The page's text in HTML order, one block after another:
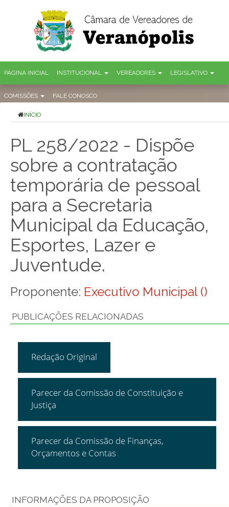
PÁGINA INICIAL INSTITUCIONAL VEREADORES LEGISLATIVO
COMISSÕES FALE CONOSCO
INÍCIO
PL 258/2022 - Dispõe
sobre a contratação
temporária de pessoal
para a Secretaria
Municipal da Educação,
Esportes, Lazer e
Juventude.
Proponente: Executivo Municipal ()
PUBLICAÇÕES RELACIONADAS
Redação Original
Parecer da Comissão de Constituição e
Justiça
Parecer da Comissão de Finanças,
Orçamentos e Contas
INFORMAÇÕES DA PROPOSIÇÃO